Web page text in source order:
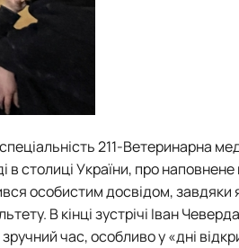
211-Ветеринарна
столиці України, про
особистим досвідом,
В кінці зустрічі Іван
час, особливо у «дні